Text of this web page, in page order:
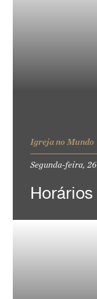
Igreja no Mundo
Segunda-feira,